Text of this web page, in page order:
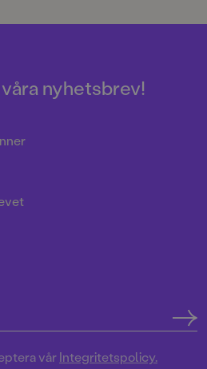
nyhetsbrev!
vårIntegritetspolicy.